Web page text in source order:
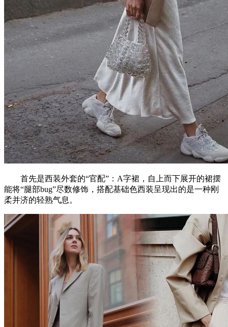
首先是西装外套的“官配”：A字裙，自上而下展开的裙摆
能将“腿部bug”尽数修饰，搭配基础色西装呈现出的是一种刚
柔并济的轻熟气息。